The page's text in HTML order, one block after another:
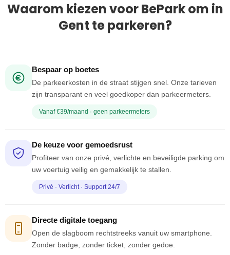
Waarom kiezen voor BePark om in
Gent te parkeren?
Bespaar op boetes
De parkeerkosten in de straat stijgen snel. Onze tarieven
zijn transparant en veel goedkoper dan parkeermeters.
Vanaf €39/maand · geen parkeermeters
De keuze voor gemoedsrust
Profiteer van onze privé, verlichte en beveiligde parking om
uw voertuig veilig en gemakkelijk te stallen.
Privé · Verlicht · Support 24/7
Directe digitale toegang
Open de slagboom rechtstreeks vanuit uw smartphone.
Zonder badge, zonder ticket, zonder gedoe.